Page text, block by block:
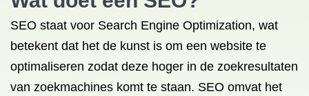
SEO staat voor Search Engine Optimization, wat
betekent dat het de kunst is om een website te
optimaliseren zodat deze hoger in de zoekresultaten
van zoekmachines komt te staan. SEO omvat het